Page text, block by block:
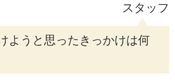
スタッフ
ようと思ったきっかけは何